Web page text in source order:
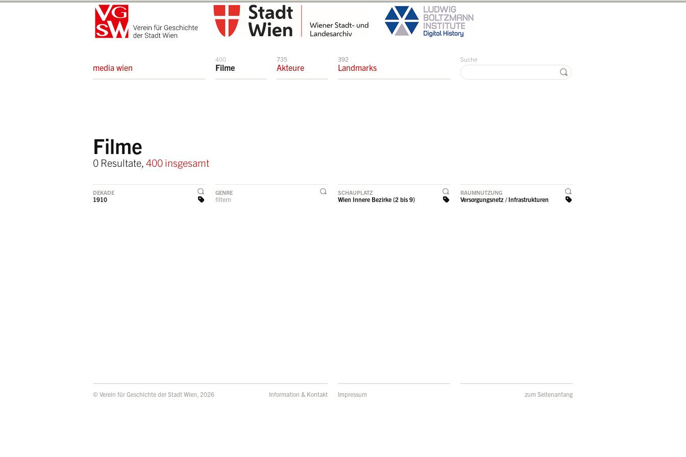
media wien
400
Filme
735
Akteure
392
Landmarks
Suche
Filme
0 Resultate, 400 insgesamt
DEKADE
1910
GENRE
filtern
SCHAUPLATZ
Wien Innere Bezirke (2 bis 9)
RAUMNUTZUNG
Versorgungsnetz / Infrastrukturen
© Verein für Geschichte der Stadt Wien, 2026 Information & Kontakt Impressum zum Seitenanfang